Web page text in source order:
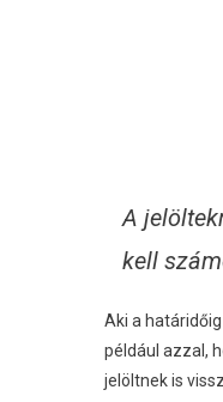
A
kell
Aki a
például azzal,
jelöltnek is